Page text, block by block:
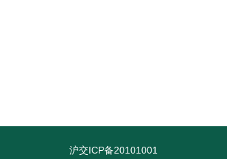
沪交ICP备20101001